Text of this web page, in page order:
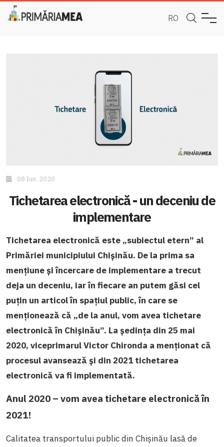
RO
08 Iun. 2020
Tichetarea electronică - un deceniu de
implementare
Tichetarea electronică este „subiectul etern” al
Primăriei municipiului Chișinău. De la prima sa
mențiune și încercare de implementare a trecut
deja un deceniu, iar în fiecare an putem găsi cel
puțin un articol în spațiul public, în care se
menționează că „de la anul, vom avea tichetare
electronică în Chișinău”. La ședința din 25 mai
2020, viceprimarul Victor Chironda a menționat că
procesul avansează și din 2021 tichetarea
electronică va fi implementată.
Anul 2020 – vom avea tichetare electronică în
2021!
Calitatea transportului public din Chișinău lasă de